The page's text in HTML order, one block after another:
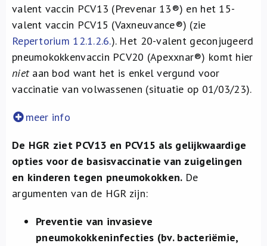
valent vaccin PCV13 (Prevenar 13®) en het 15-
valent vaccin PCV15 (Vaxneuvance®) (zie
Repertorium 12.1.2.6.). Het 20-valent geconjugeerd
pneumokokkenvaccin PCV20 (Apexxnar®) komt hier
nietaan bod want het is enkel vergund voor
vaccinatie van volwassenen (situatie op 01/03/23).
meer info
De HGR ziet PCV13 en PCV15 als gelijkwaardige
opties voor de basisvaccinatie van zuigelingen
en kinderen tegen pneumokokken. De
argumenten van de HGR zijn:
Preventie van invasieve
pneumokokkeninfecties (bv. bacteriëmie,